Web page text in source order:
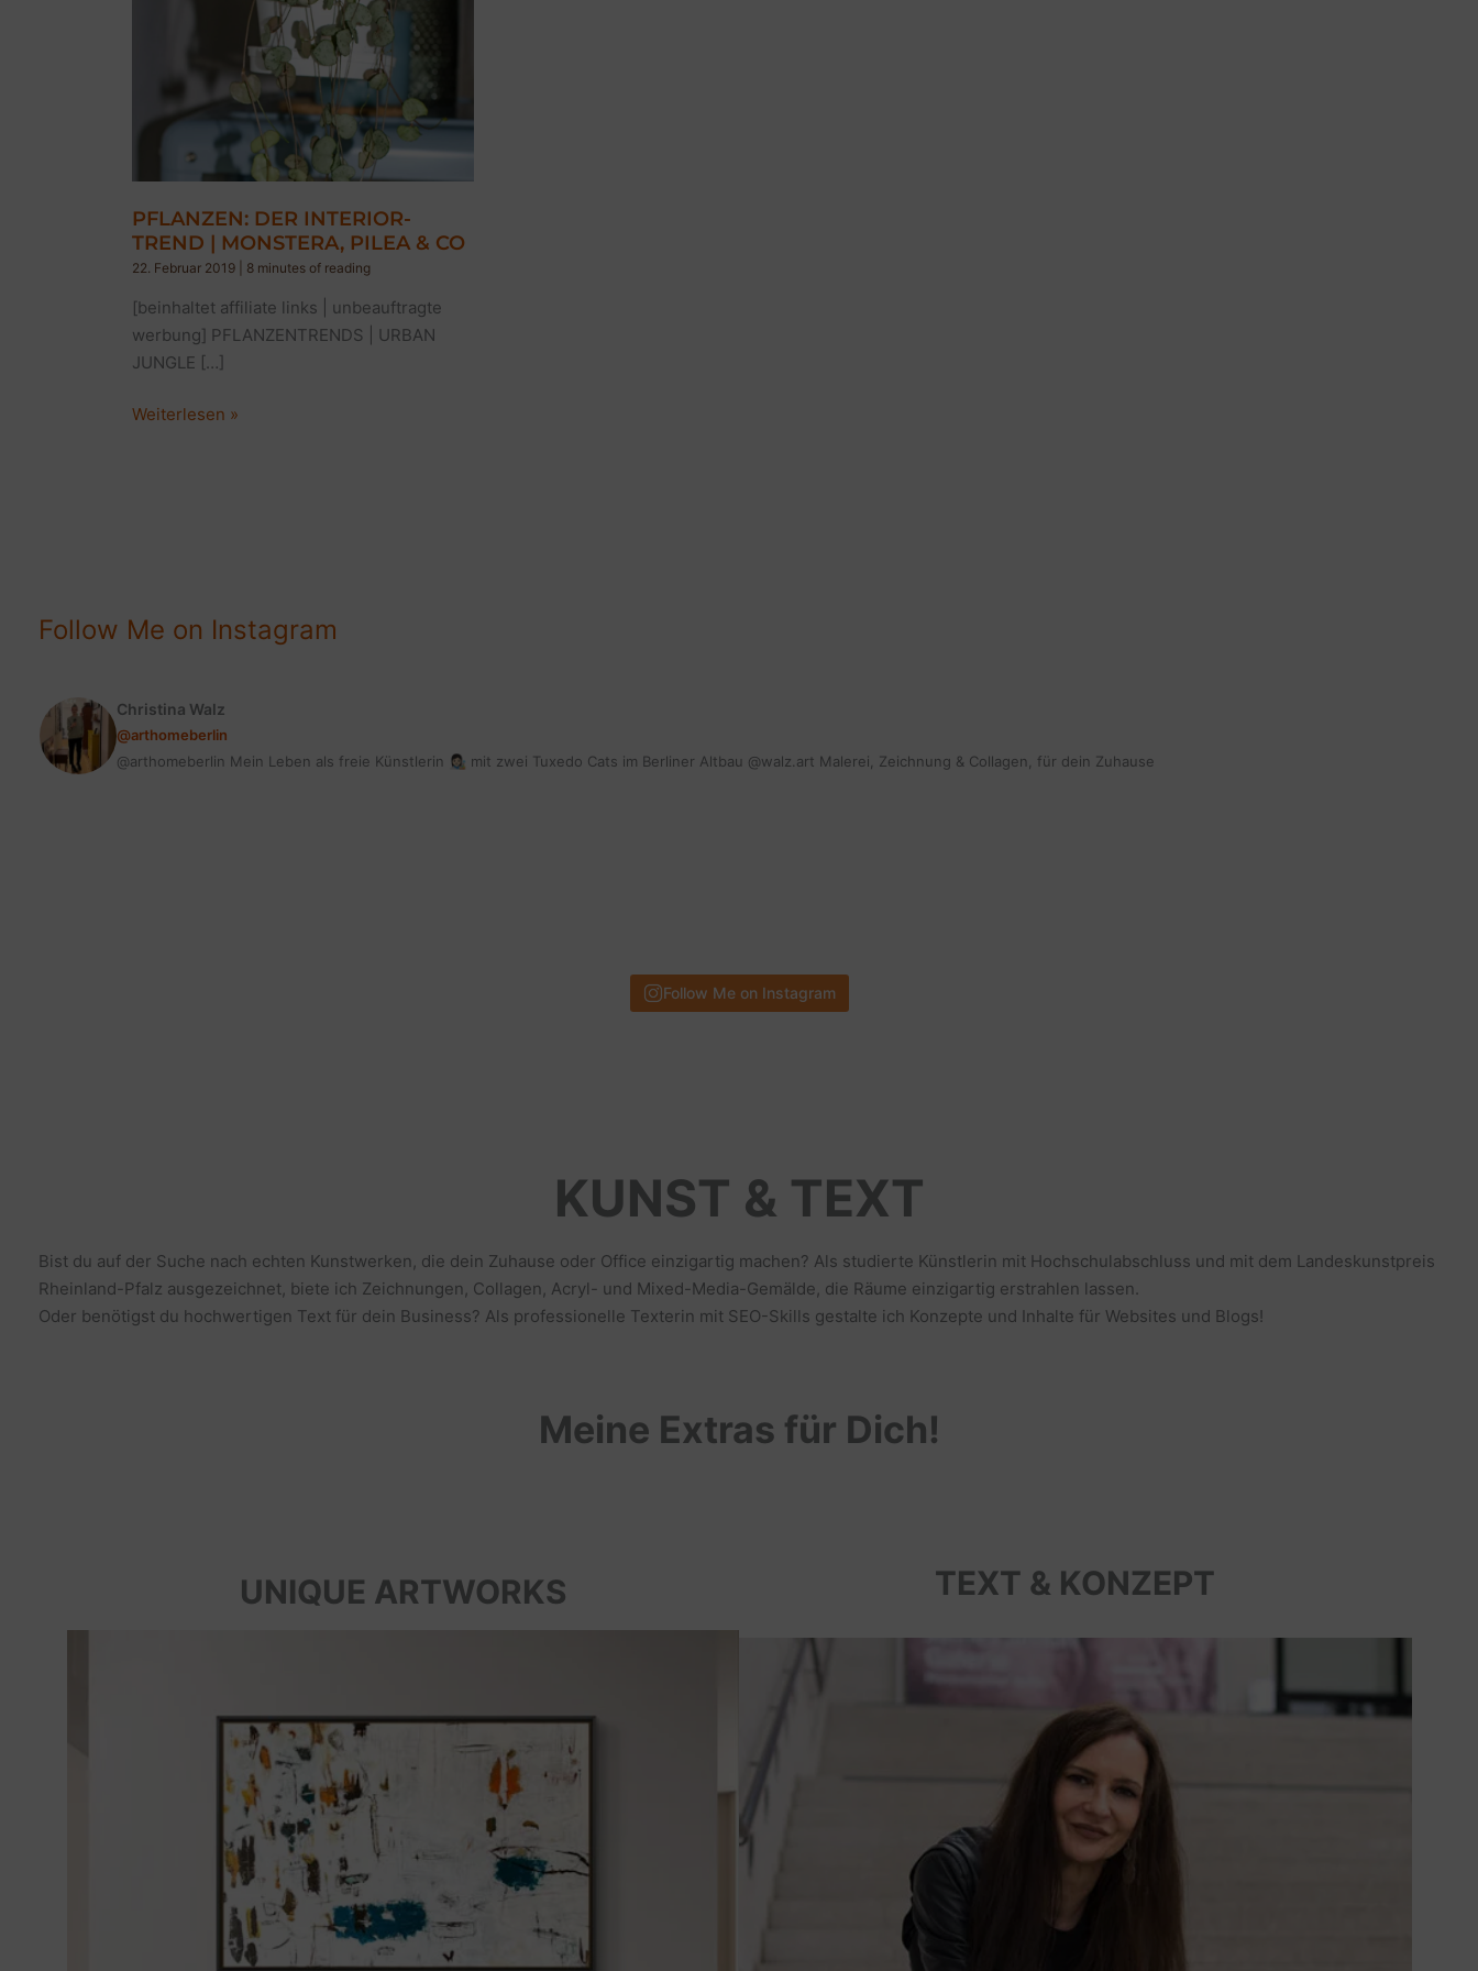
PFLANZEN: DER INTERIOR-
TREND | MONSTERA, PILEA & CO
22. Februar 2019 8 minutes of reading
[beinhaltet affiliate links | unbeauftragte
werbung] PFLANZENTRENDS | URBAN
JUNGLE […]
PFLANZEN:
CO
Weiterlesen »
Follow Me on Instagram
Christina Walz
@arthomeberlin
@arthomeberlin Mein Leben als freie Künstlerin 👩🏻‍🎨 mit zwei Tuxedo Cats im Berliner Altbau @walz.art Malerei, Zeichnung & Collagen, für dein Zuhause
Follow Me on Instagram
KUNST & TEXT
Bist du auf der Suche nach echten Kunstwerken, die dein Zuhause oder Office einzigartig machen? Als studierte Künstlerin mit Hochschulabschluss und mit dem Landeskunstpreis
Rheinland-Pfalz ausgezeichnet, biete ich Zeichnungen, Collagen, Acryl- und Mixed-Media-Gemälde, die Räume einzigartig erstrahlen lassen.
Oder benötigst du hochwertigen Text für dein Business? Als professionelle Texterin mit SEO-Skills gestalte ich Konzepte und Inhalte für Websites und Blogs!
Meine Extras für Dich!
UNIQUE ARTWORKS TEXT & KONZEPT